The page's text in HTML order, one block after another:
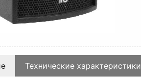
Технические характеристики